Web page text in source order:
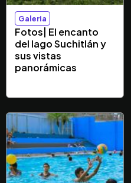
Galeria
Fotos| El encanto
del lago Suchitlán y
sus vistas
panorámicas